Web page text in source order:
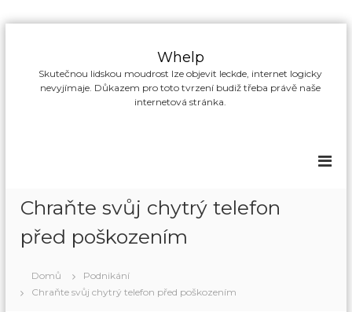
Whelp
Skutečnou lidskou moudrost lze objevit leckde, internet logicky
nevyjímaje. Důkazem pro toto tvrzení budiž třeba právě naše
internetová stránka.
Chraňte svůj chytrý telefon
před poškozením
Domů
Podnikání
Chraňte svůj chytrý telefon před poškozením